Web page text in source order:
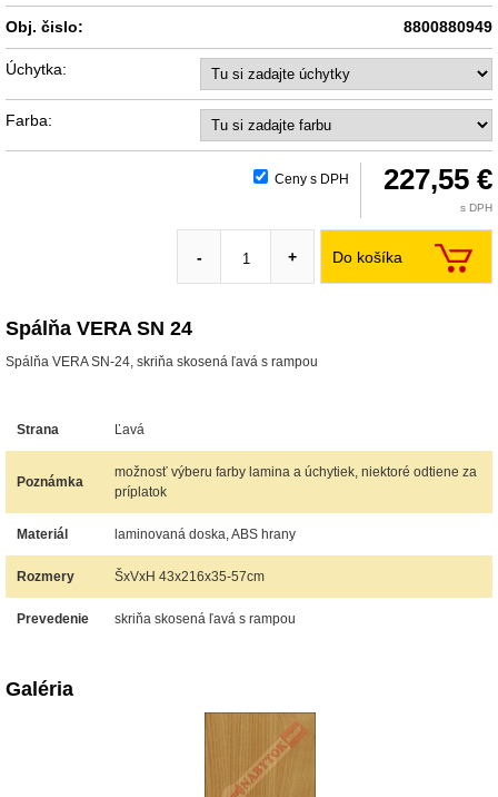
Obj. čislo: 8800880949
Úchytka:
Farba:
Ceny s DPH 227,55 €
s DPH
Do košíka
- +
Spálňa VERA SN 24
Spálňa VERA SN-24, skriňa skosená ľavá s rampou
Strana Ľavá
Poznámka
možnosť výberu farby lamina a úchytiek, niektoré odtiene za
príplatok
Materiál laminovaná doska, ABS hrany
Rozmery ŠxVxH 43x216x35-57cm
Prevedenie skriňa skosená ľavá s rampou
Galéria